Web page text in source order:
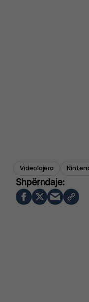
Videolojëra